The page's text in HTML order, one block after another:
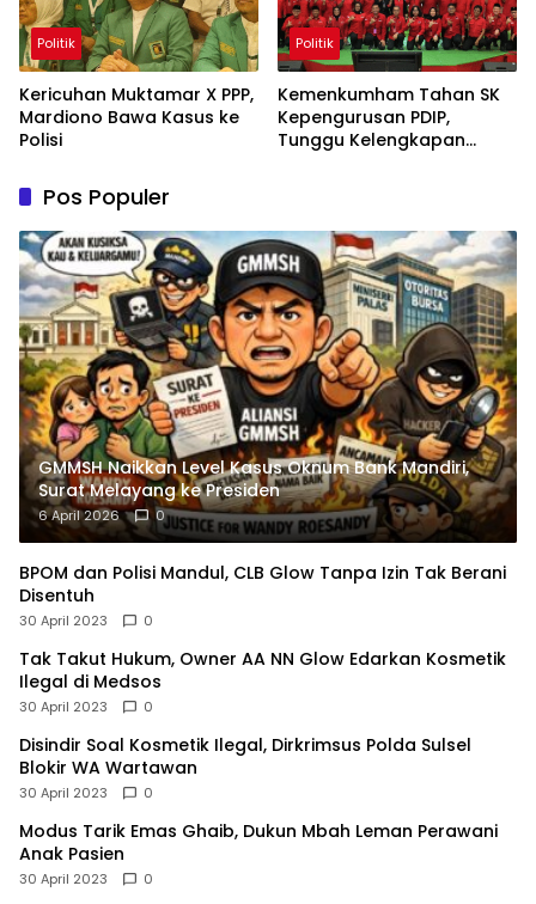
Politik
Kericuhan Muktamar X PPP,
Mardiono Bawa Kasus ke
Polisi
Politik
Kemenkumham Tahan SK
Kepengurusan PDIP,
Tunggu Kelengkapan
Pos Populer
GMMSH Naikkan Level Kasus Oknum Bank Mandiri,
Surat Melayang ke Presiden
6 April 2026 0
BPOM dan Polisi Mandul, CLB Glow Tanpa Izin Tak Berani
Disentuh
30 April 2023 0
Tak Takut Hukum, Owner AA NN Glow Edarkan Kosmetik
Ilegal di Medsos
30 April 2023 0
Disindir Soal Kosmetik Ilegal, Dirkrimsus Polda Sulsel
Blokir WA Wartawan
30 April 2023 0
Modus Tarik Emas Ghaib, Dukun Mbah Leman Perawani
Anak Pasien
30 April 2023 0